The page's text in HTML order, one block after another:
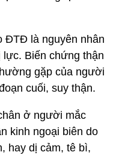
ĐTĐ là nguyên nhân
lực. Biến chứng thận
gặp của người
cuối, suy thận.
ở người mắc
kinh ngoại biên do
hay dị cảm, tê bì,